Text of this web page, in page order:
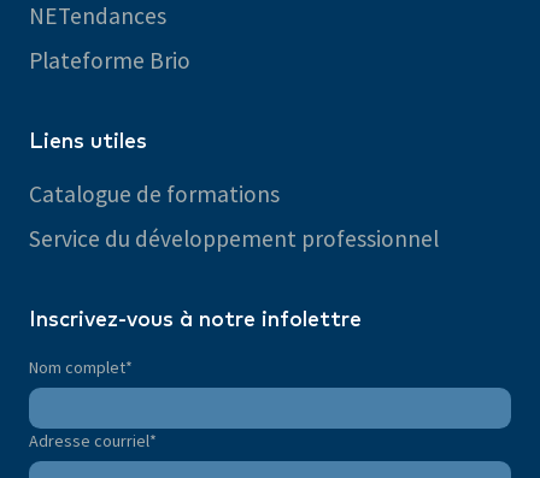
NETendances
Plateforme Brio
Inscrivez-vous à notre infolettre
Nom complet*
Adresse courriel*
Liens utiles
Catalogue de formations
Service du développement professionnel